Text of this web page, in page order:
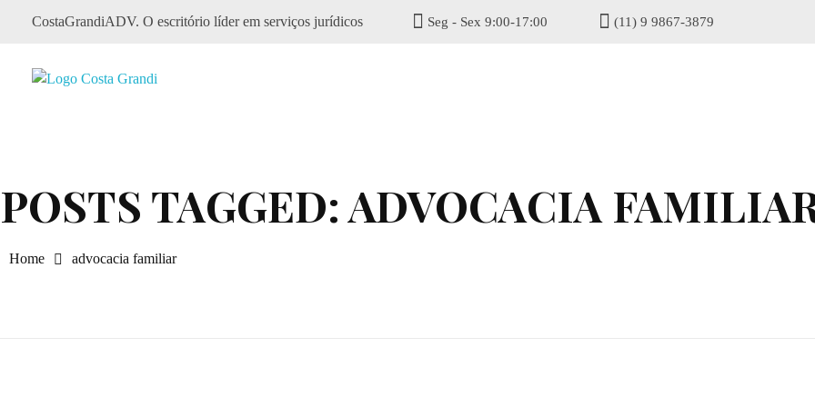
CostaGrandiADV. O escritório líder em serviços jurídicos Seg - Sex 9:00-17:00 (11) 9 9867-3879
Home advocacia familiar
POSTS TAGGED: ADVOCACIA